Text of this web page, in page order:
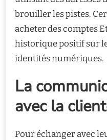
brouiller les pistes.
acheter des comptes
historique positif sur
identités numériques.
La
avec la
Pour échanger avec